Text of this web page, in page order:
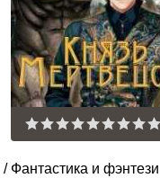
/ Фантастика и фэнтези